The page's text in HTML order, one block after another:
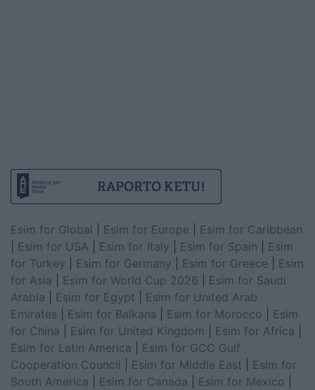
Esim for Global Esim for Europe
Esim for Caribbean
Esim for USA Esim for Italy Esim for Spain
Esim
for Turkey
Esim for Germany Esim for Greece
Esim
for Asia
Esim for World Cup 2026
Esim for Saudi
Arabia
Esim for Egypt
Esim for United Arab
Emirates
Esim for Balkans Esim for Morocco
Esim
for China
Esim for United Kingdom Esim for Africa
Esim for Latin America
Esim for GCC Gulf
Cooperation Council
Esim for Middle East
Esim for
South America
Esim for Canada Esim for Mexico